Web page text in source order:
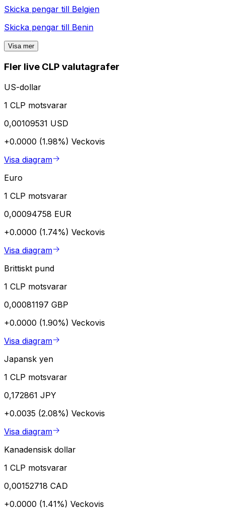
Skicka pengar till Belgien
Skicka pengar till Benin
Visa mer
Fler live CLP valutagrafer
US-dollar
1 CLP motsvarar
0,00109531 USD
+0.0000 (1.98%) Veckovis
Visa diagram
Euro
1 CLP motsvarar
0,00094758 EUR
+0.0000 (1.74%) Veckovis
Visa diagram
Brittiskt pund
1 CLP motsvarar
0,00081197 GBP
+0.0000 (1.90%) Veckovis
Visa diagram
Japansk yen
1 CLP motsvarar
0,172861 JPY
+0.0035 (2.08%) Veckovis
Visa diagram
Kanadensisk dollar
1 CLP motsvarar
0,00152718 CAD
+0.0000 (1.41%) Veckovis